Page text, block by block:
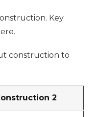
Key
construction to
2